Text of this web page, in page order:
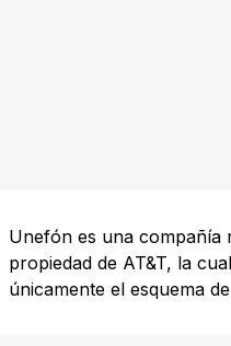
Unefón es una compañía
propiedad de AT&T, la
únicamente el esquema